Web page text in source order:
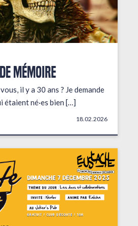
MÉMOIRE
il y a 30 ans ? Je demande
étaient né·es bien […]
18.02.2026